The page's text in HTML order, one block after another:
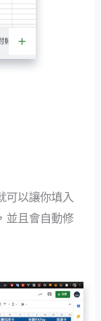
可以讓你填入
，並且會自動修